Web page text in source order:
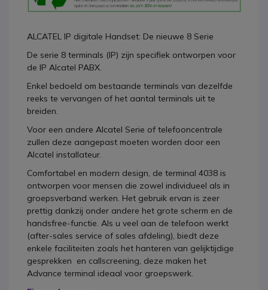
ALCATEL IP digitale Handset: De nieuwe 8 Serie
De serie 8 terminals (IP) zijn specifiek ontworpen voor
de IP Alcatel PABX.
Enkel bedoeld om bestaande terminals van dezelfde
reeks te vervangen of het aantal terminals uit te
breiden.
Voor een andere Alcatel Serie of telefooncentrale
zullen deze aangepast moeten worden door een
Alcatel installateur.
Comfortabel en modern design, de terminal 4038 is
ontworpen voor mensen die zowel individueel als in
groepsverband werken. Het gebruik ervan is zeer
prettig dankzij onder andere het grote scherm en de
handsfree-functie. Als u veel aan de telefoon werkt
(after-sales service of sales afdeling), biedt deze
enkele faciliteiten zoals het hanteren van gelijktijdige
gesprekken en callscreening, deze maken het
Advance terminal ideaal voor groepswerk.